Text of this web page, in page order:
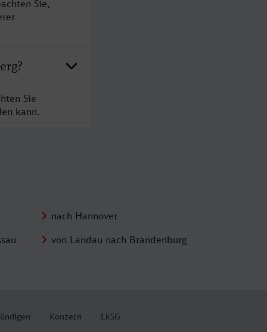
Sie,
Sie
kann.
nach Hannover
von Landau nach Brandenburg
Konzern LkSG